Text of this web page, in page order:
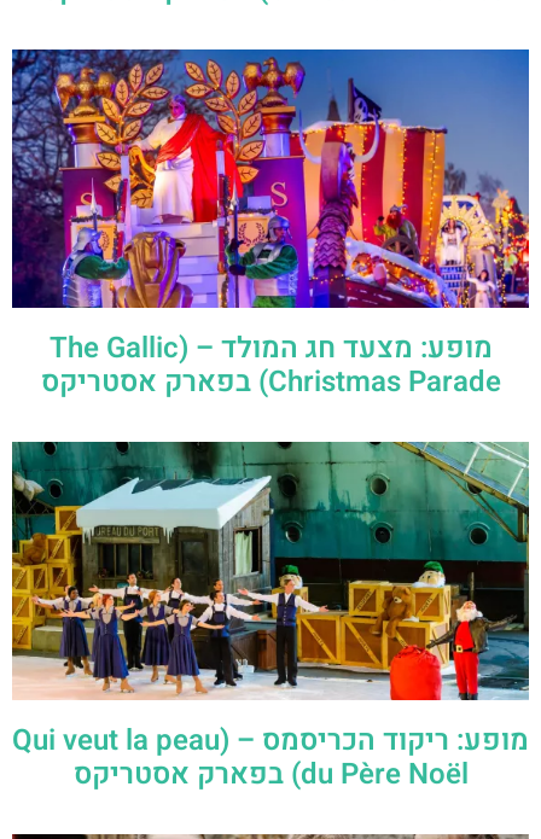
מופע: מצעד חג המולד – (The Gallic
Christmas Parade) בפארק אסטריקס
מופע: ריקוד הכריסמס – (Qui veut la peau
du Père Noël) בפארק אסטריקס